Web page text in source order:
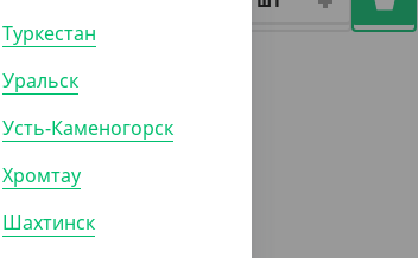
Туркестан
Уральск
Усть-Каменогорск
Хромтау
Шахтинск